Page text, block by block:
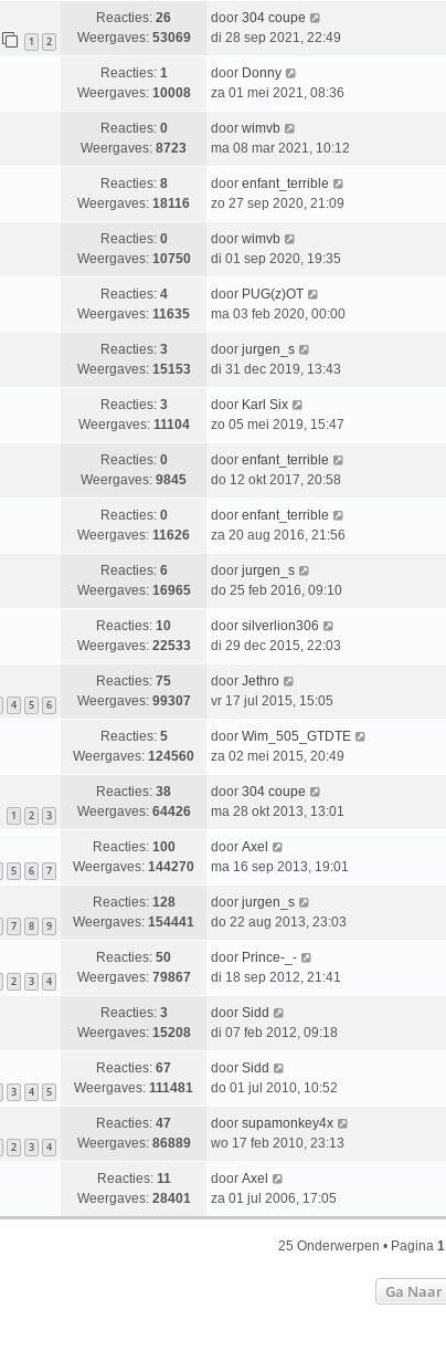
e
c
h
e
b
e
c
h
t
s
e
b
e
c
h
1 2
Reacties: 26
Weergaves: 53069
L
a
t
s
e
b
e
c
h
door 304 coupe
di 28 sep 2021, 22:49
Reacties: 1
Weergaves: 10008
L
a
t
s
e
b
e
c
h
door Donny
za 01 mei 2021, 08:36
Reacties: 0
Weergaves: 8723
L
a
t
s
e
b
e
c
h
door wimvb
ma 08 mar 2021, 10:12
Reacties: 8
Weergaves: 18116
L
a
t
s
e
b
e
c
h
door enfant_terrible
zo 27 sep 2020, 21:09
Reacties: 0
Weergaves: 10750
L
a
t
s
e
b
e
c
h
door wimvb
di 01 sep 2020, 19:35
Reacties: 4
Weergaves: 11635
L
a
t
s
e
b
e
c
h
door PUG(z)OT
ma 03 feb 2020, 00:00
Reacties: 3
Weergaves: 15153
L
a
t
s
e
b
e
c
h
door jurgen_s
di 31 dec 2019, 13:43
Reacties: 3
Weergaves: 11104
L
a
t
s
e
b
e
c
h
door Karl Six
zo 05 mei 2019, 15:47
Reacties: 0
Weergaves: 9845
L
a
t
s
e
b
e
c
h
door enfant_terrible
do 12 okt 2017, 20:58
Reacties: 0
Weergaves: 11626
L
a
t
s
e
b
e
c
h
door enfant_terrible
za 20 aug 2016, 21:56
Reacties: 6
Weergaves: 16965
L
a
t
s
e
b
e
c
h
door jurgen_s
do 25 feb 2016, 09:10
Reacties: 10
Weergaves: 22533
L
a
t
s
e
b
e
c
h
door silverlion306
di 29 dec 2015, 22:03
4 5 6
Reacties: 75
Weergaves: 99307
L
a
t
s
e
b
e
c
h
door Jethro
vr 17 jul 2015, 15:05
Reacties: 5
Weergaves: 124560
L
a
t
s
e
b
e
c
h
door Wim_505_GTDTE
za 02 mei 2015, 20:49
1 2 3
Reacties: 38
Weergaves: 64426
L
a
t
s
e
b
e
c
h
door 304 coupe
ma 28 okt 2013, 13:01
5 6 7
Reacties: 100
Weergaves: 144270
L
a
t
s
e
b
e
c
h
door Axel
ma 16 sep 2013, 19:01
7 8 9
Reacties: 128
Weergaves: 154441
L
a
t
s
e
b
e
c
h
door jurgen_s
do 22 aug 2013, 23:03
2 3 4
Reacties: 50
Weergaves: 79867
L
a
t
s
e
b
e
c
h
t
door Prince-_-
di 18 sep 2012, 21:41
Reacties: 3
Weergaves: 15208
L
a
t
s
e
b
e
door Sidd
di 07 feb 2012, 09:18
3 4 5
Reacties: 67
Weergaves: 111481
L
a
t
s
e
b
door Sidd
do 01 jul 2010, 10:52
2 3 4
Reacties: 47
Weergaves: 86889
L
a
t
s
t
door supamonkey4x
wo 17 feb 2010, 23:13
Reacties: 11
Weergaves: 28401
L
a
a
door Axel
za 01 jul 2006, 17:05
25 Onderwerpen • Pagina 1
Ga Naar